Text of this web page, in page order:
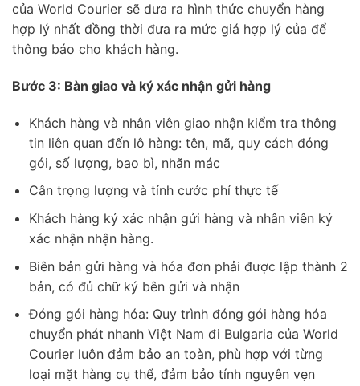
của World Courier sẽ dưa ra hình thức chuyển hàng
hợp lý nhất đồng thời đưa ra mức giá hợp lý của để
thông báo cho khách hàng.
Bước 3: Bàn giao và ký xác nhận gửi hàng
Khách hàng và nhân viên giao nhận kiểm tra thông
tin liên quan đến lô hàng: tên, mã, quy cách đóng
gói, số lượng, bao bì, nhãn mác
Cân trọng lượng và tính cước phí thực tế
Khách hàng ký xác nhận gửi hàng và nhân viên ký
xác nhận nhận hàng.
Biên bản gửi hàng và hóa đơn phải được lập thành 2
bản, có đủ chữ ký bên gửi và nhận
Đóng gói hàng hóa: Quy trình đóng gói hàng hóa
chuyển phát nhanh Việt Nam đi Bulgaria của World
Courier luôn đảm bảo an toàn, phù hợp với từng
loại mặt hàng cụ thể, đảm bảo tính nguyên vẹn